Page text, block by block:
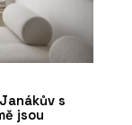
s
jsou